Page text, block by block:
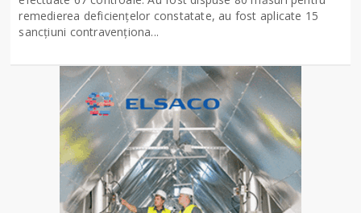
remedierea deficiențelor constatate, au fost aplicate 15
sancţiuni contravenționa...